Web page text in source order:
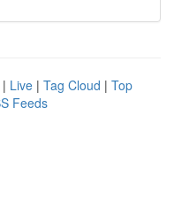
| Live | Tag Cloud | Top
Feeds